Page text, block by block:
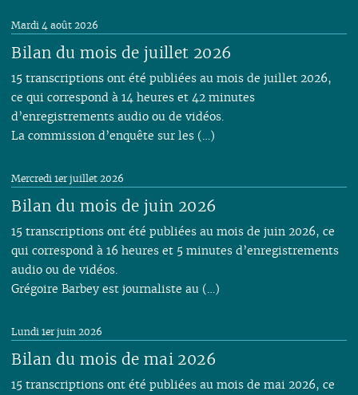
Bilan du mois de juillet 2026
Mardi 4 août 2026
15 transcriptions ont été publiées au mois de juillet 2026,
ce qui correspond à 14 heures et 42 minutes
d’enregistrements audio ou de vidéos.
La commission d’enquête sur les (…)
Bilan du mois de juin 2026
Mercredi 1er juillet 2026
15 transcriptions ont été publiées au mois de juin 2026, ce
qui correspond à 16 heures et 5 minutes d’enregistrements
audio ou de vidéos.
Grégoire Barbey est journaliste au (…)
Bilan du mois de mai 2026
Lundi 1er juin 2026
15 transcriptions ont été publiées au mois de mai 2026, ce